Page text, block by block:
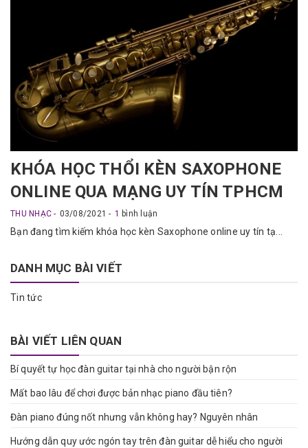
KHÓA HỌC THỔI KÈN SAXOPHONE
ONLINE QUA MẠNG UY TÍN TPHCM
THU NHẠC 03/08/2021 1 bình luận
Bạn đang tìm kiếm khóa học kèn Saxophone online uy tín tạ...
DANH MỤC BÀI VIẾT
Tin tức
BÀI VIẾT LIÊN QUAN
Bí quyết tự học đàn guitar tại nhà cho người bận rộn
Mất bao lâu để chơi được bản nhạc piano đầu tiên?
Đàn piano đúng nốt nhưng vẫn không hay? Nguyên nhân
Hướng dẫn quy ước ngón tay trên đàn guitar dễ hiểu cho người